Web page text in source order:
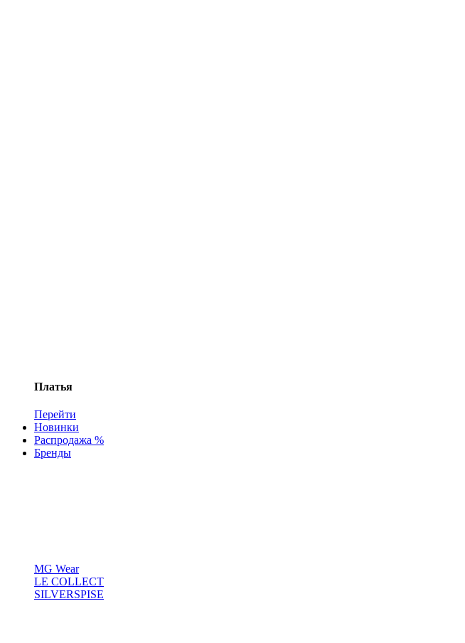
Платья
Перейти
Новинки
Распродажа %
Бренды
MG Wear
LE COLLECT
SILVERSPISE